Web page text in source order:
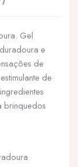
Gel
e
de
de
brinquedos